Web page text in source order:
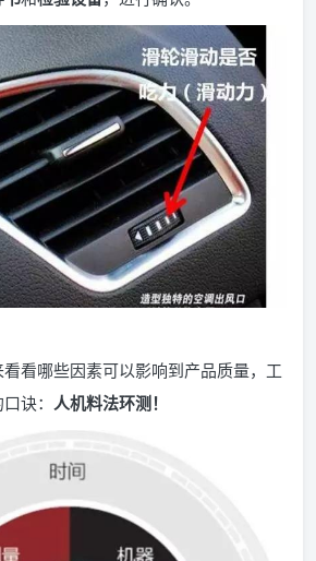
看哪些因素可以影响到产品质量，工
诀： 人机料法环测！